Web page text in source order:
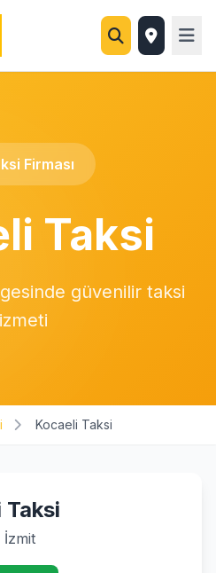
Firması
Taksi
güvenilir taksi
Kocaeli Taksi
Taksi
İzmit